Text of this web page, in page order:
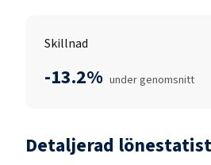
Skillnad
-13.2% under genomsnitt
Detaljerad